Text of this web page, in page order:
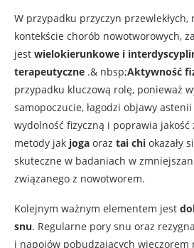
W przypadku przyczyn przewlekłych,
kontekście chorób nowotworowych,
jest wielokierunkowe i
terapeutyczne .& nbsp;Aktywność
przypadku kluczową rolę, ponieważ
samopoczucie, łagodzi objawy
wydolność fizyczną i poprawia jakość
metody jak joga oraz tai chi okazały
skuteczne w badaniach w
związanego z nowotworem.
Kolejnym ważnym elementem jest
snu. Regularne pory snu oraz
i napojów pobudzających wieczorem